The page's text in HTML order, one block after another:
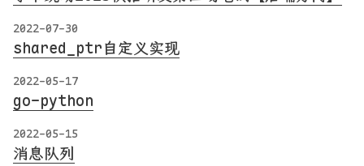
2022-07-30
shared_ptr自定义实现
2022-05-17
go-python
2022-05-15
消息队列